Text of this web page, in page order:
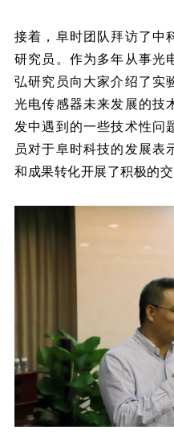
接着，阜时团队拜访了中
研究员。作为多年从事光
弘研究员向大家介绍了实
光电传感器未来发展的技
发中遇到的一些技术性问
员对于阜时科技的发展表
和成果转化开展了积极的交